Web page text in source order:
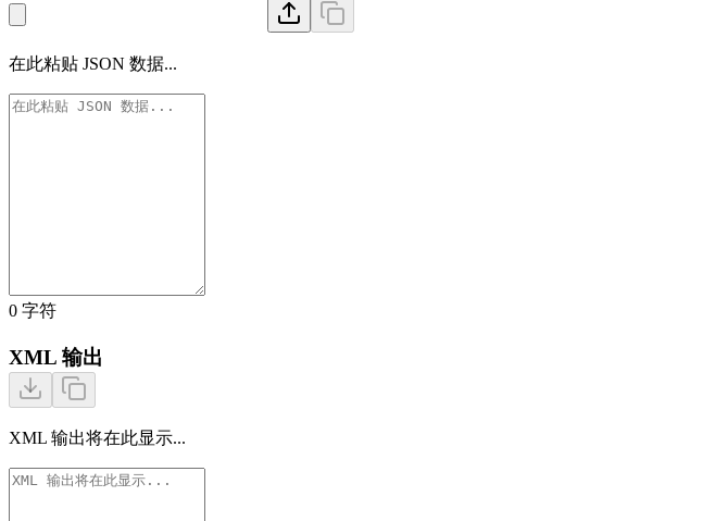
在此粘贴 JSON 数据...
0 字符
XML 输出
XML 输出将在此显示...